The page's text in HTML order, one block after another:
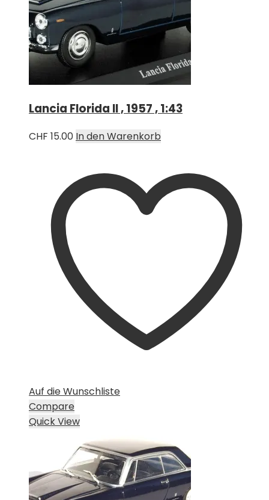
Lancia Florida II , 1957 , 1:43
CHF 15.00 In den Warenkorb
Auf die Wunschliste
Compare
Quick View